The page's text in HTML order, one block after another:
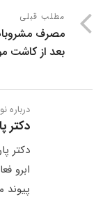
مطلب قبلی
مصرف
بعد از کاشت
درباره
دکتر
دکتر
پیوند